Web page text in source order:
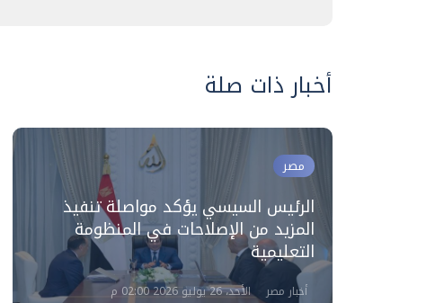
أخبار ذات صلة
مصر
الرئيس السيسي يؤكد مواصلة تنفيذ
المزيد من الإصلاحات في المنظومة
التعليمية
أخبار مصر الأحد، 26 يوليو 2026 02:00 م